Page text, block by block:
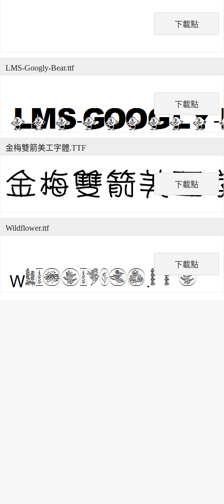
下載點
下載點
LMS-Googly-Bear.ttf
下載點
金梅雙箭美工字體.TTF
下載點
Wildflower.ttf